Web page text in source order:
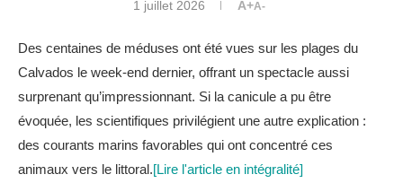
1 juillet 2026 A+A-
Des centaines de méduses ont été vues sur les plages du
Calvados le week-end dernier, offrant un spectacle aussi
surprenant qu’impressionnant. Si la canicule a pu être
évoquée, les scientifiques privilégient une autre explication :
des courants marins favorables qui ont concentré ces
animaux vers le littoral.[Lire l'article en intégralité]